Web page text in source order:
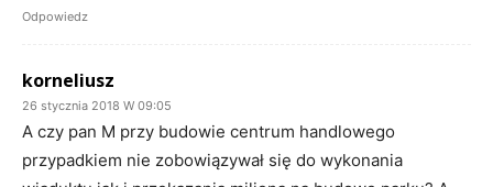
Odpowiedz
korneliusz
26 stycznia 2018 W 09:05
A czy pan M przy budowie centrum handlowego
przypadkiem nie zobowiązywał się do wykonania